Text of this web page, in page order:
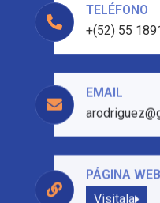
TELÉFONO
+(52) 55
EMAIL
PÁGINA WEB
Visitala